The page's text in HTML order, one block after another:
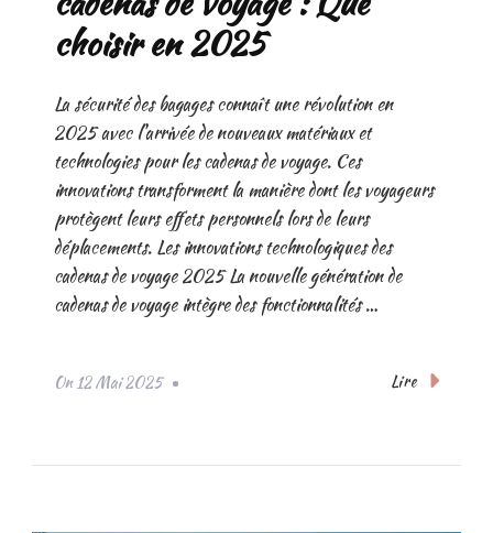
choisir en 2025
La sécurité des bagages connaît une révolution en
2025 avec l'arrivée de nouveaux matériaux et
technologies pour les cadenas de voyage. Ces
innovations transforment la manière dont les voyageurs
protègent leurs effets personnels lors de leurs
déplacements. Les innovations technologiques des
cadenas de voyage 2025 La nouvelle génération de
cadenas de voyage intègre des fonctionnalités …
On 12 Mai 2025 Lire